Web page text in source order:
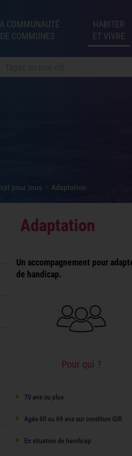
COMMUNAUTÉ
DE COMMUNES
HABITER
ET VIVRE
pour tous Adaptation
Adaptation
Un accompagnement pour
de handicap.
Pour qui ?
70 ans ou plus
Agés 60 ou 69 ans sur condition GIR
En situation de handicap